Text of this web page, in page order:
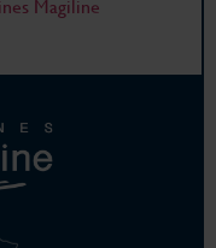
Magiline